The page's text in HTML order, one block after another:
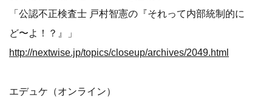
「公認不正検査士 戸村智憲の『それって内部統制的に
ど〜よ！？』」
http://nextwise.jp/topics/closeup/archives/2049.html
エデュケ（オンライン）